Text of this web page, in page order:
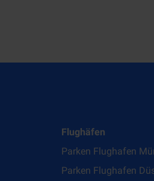
Flughäfen
Parken Flughafen
Parken Flughafen